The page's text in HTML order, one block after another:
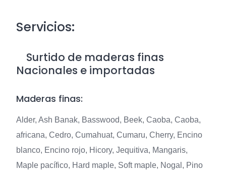
Servicios:
Surtido de maderas finas
Nacionales e importadas
Maderas finas:
Alder, Ash Banak, Basswood, Beek, Caoba, Caoba,
africana, Cedro, Cumahuat, Cumaru, Cherry, Encino
blanco, Encino rojo, Hicory, Jequitiva, Mangaris,
Maple pacífico, Hard maple, Soft maple, Nogal, Pino